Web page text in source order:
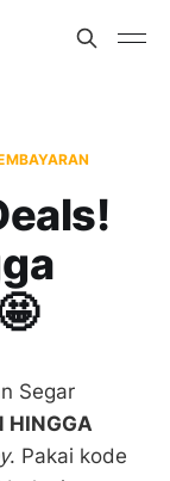
Segar
HINGGA
. Pakai kode